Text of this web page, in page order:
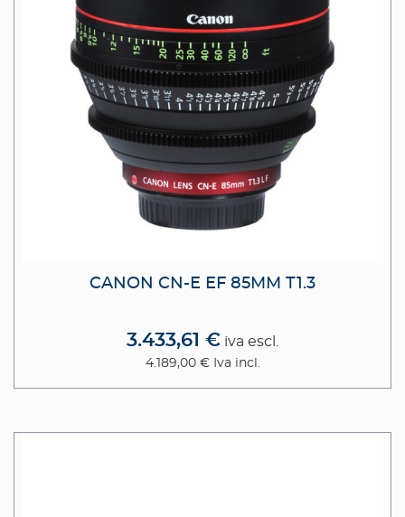
CANON CN-E EF 85MM T1.3
3.433,61 € iva escl.
4.189,00 € Iva incl.